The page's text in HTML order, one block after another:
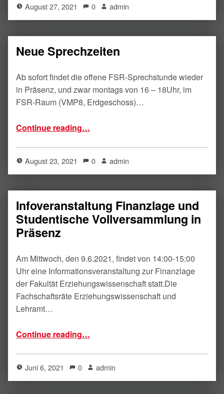
August 27, 2021 0 admin
Neue Sprechzeiten
Ab sofort findet die offene FSR-Sprechstunde wieder
in Präsenz, und zwar montags von 16 – 18Uhr, im
FSR-Raum (VMP8, Erdgeschoss)…
Continue reading…
August 23, 2021 0 admin
Infoveranstaltung Finanzlage und
Studentische Vollversammlung in
Präsenz
Am Mittwoch, den 9.6.2021, findet von 14:00-15:00
Uhr eine Informationsveranstaltung zur Finanzlage
der Fakultät Erziehungswissenschaft statt.Die
Fachschaftsräte Erziehungswissenschaft und
Lehramt…
Continue reading…
Juni 6, 2021 0 admin